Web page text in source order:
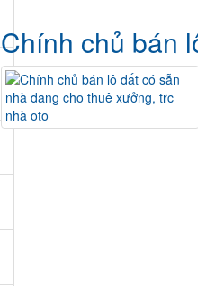
Chính chủ bán